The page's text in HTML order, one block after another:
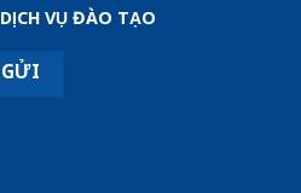
DỊCH VỤ ĐÀO TẠO